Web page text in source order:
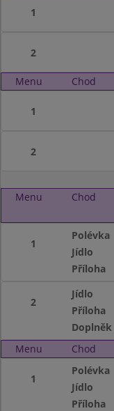
1
2
Menu Chod
1
2
Menu Chod
1
Polévka
Jídlo
Příloha
2
Jídlo
Příloha
Doplněk
Menu
Chod
1
Polévka
Jídlo
Příloha